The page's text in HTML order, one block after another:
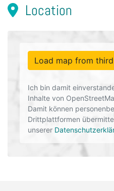
Location
Load map from
Ich bin damit
Inhalte von
Damit können
Drittplattformen
unserer